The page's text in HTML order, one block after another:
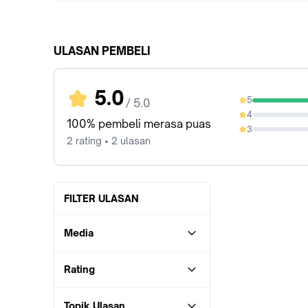
ULASAN PEMBELI
5.0 / 5.0
100% pembeli merasa puas
2 rating • 2 ulasan
5
100%
4
0%
3
0%
FILTER ULASAN
Media
Rating
Topik Ulasan